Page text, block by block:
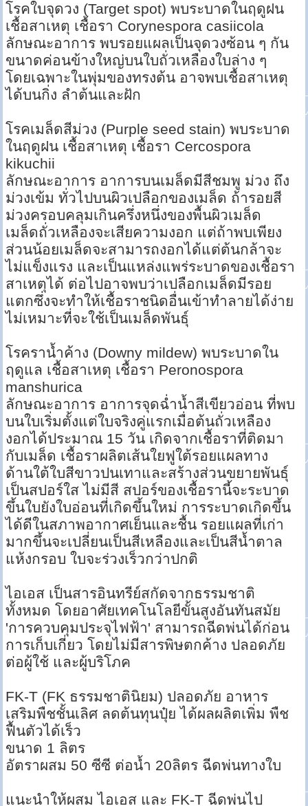
โรคใบจุดวง (Target spot) พบระบาดในฤดูฝน
เชื้อสาเหตุ เชื้อรา Corynespora casiicola
ลักษณะอาการ พบรอยแผลเป็นจุดวงซ้อน ๆ กัน
ขนาดค่อนข้างใหญ่บนใบถั่วเหลืองใบล่าง ๆ
โดยเฉพาะในพุ่มของทรงต้น อาจพบเชื้อสาเหตุ
ได้บนกิ่ง ลำต้นและฝัก
โรคเมล็ดสีม่วง (Purple seed stain) พบระบาด
ในฤดูฝน เชื้อสาเหตุ เชื้อรา Cercospora
kikuchii
ลักษณะอาการ อาการบนเมล็ดมีสีชมพู ม่วง ถึง
ม่วงเข้ม ทั่วไปบนผิวเปลือกของเมล็ด ถ้ารอยสี
ม่วงครอบคลุมเกินครึ่งหนึ่งของพื้นผิวเมล็ด
เมล็ดถั่วเหลืองจะเสียความงอก แต่ถ้าพบเพียง
ส่วนน้อยเมล็ดจะสามารถงอกได้แต่ต้นกล้าจะ
ไม่แข็งแรง และเป็นแหล่งแพร่ระบาดของเชื้อรา
สาเหตุได้ ต่อไปอาจพบว่าเปลือกเมล็ดมีรอย
แตกซึ่งจะทำให้เชื้อราชนิดอื่นเข้าทำลายได้ง่าย
ไม่เหมาะที่จะใช้เป็นเมล็ดพันธุ์
โรคราน้ำค้าง (Downy mildew) พบระบาดใน
ฤดูแล เชื้อสาเหตุ เชื้อรา Peronospora
manshurica
ลักษณะอาการ อาการจุดฉ่ำน้ำสีเขียวอ่อน ที่พบ
บนใบเริ่มตั้งแต่ใบจริงคู่แรกเมื่อต้นถั่วเหลือง
งอกได้ประมาณ 15 วัน เกิดจากเชื้อราที่ติดมา
กับเมล็ด เชื้อราผลิตเส้นใยฟูใต้รอยแผลทาง
ด้านใต้ใบสีขาวปนเทาและสร้างส่วนขยายพันธุ์
เป็นสปอร์ใส ไม่มีสี สปอร์ของเชื้อรานี้จะระบาด
ขึ้นใบยังใบอ่อนที่เกิดขึ้นใหม่ การระบาดเกิดขึ้น
ได้ดีในสภาพอากาศเย็นและชื้น รอยแผลที่เก่า
มากขึ้นจะเปลี่ยนเป็นสีเหลืองและเป็นสีน้ำตาล
แห้งกรอบ ใบจะร่วงเร็วกว่าปกติ
ไอเอส เป็นสารอินทรีย์สกัดจากธรรมชาติ
ทั้งหมด โดยอาศัยเทคโนโลยีขั้นสูงอันทันสมัย
'การควบคุมประจุไฟฟ้า' สามารถฉีดพ่นได้ก่อน
การเก็บเกี่ยว โดยไม่มีสารพิษตกค้าง ปลอดภัย
ต่อผู้ใช้ และผู้บริโภค
FK-T (FK ธรรมชาตินิยม) ปลอดภัย อาหาร
เสริมพืชชั้นเลิศ ลดต้นทุนปุ๋ย ได้ผลผลิตเพิ่ม พืช
ฟื้นตัวได้เร็ว
ขนาด 1 ลิตร
อัตราผสม 50 ซีซี ต่อน้ำ 20ลิตร ฉีดพ่นทางใบ
แนะนำให้ผสม ไอเอส และ FK-T ฉีดพ่นไป